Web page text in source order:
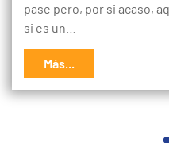
pase pero, por si acaso,
si es un…
Más...